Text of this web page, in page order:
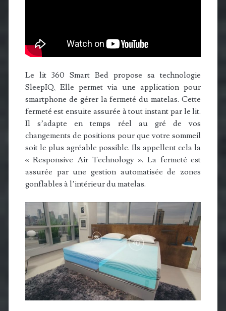
Le lit 360 Smart Bed propose sa technologie
SleepIQ. Elle permet via une application pour
smartphone de gérer la fermeté du matelas. Cette
fermeté est ensuite assurée à tout instant par le lit.
Il s’adapte en temps réel au gré de vos
changements de positions pour que votre sommeil
soit le plus agréable possible. Ils appellent cela la
« Responsive Air Technology ». La fermeté est
assurée par une gestion automatisée de zones
gonflables à l’intérieur du matelas.